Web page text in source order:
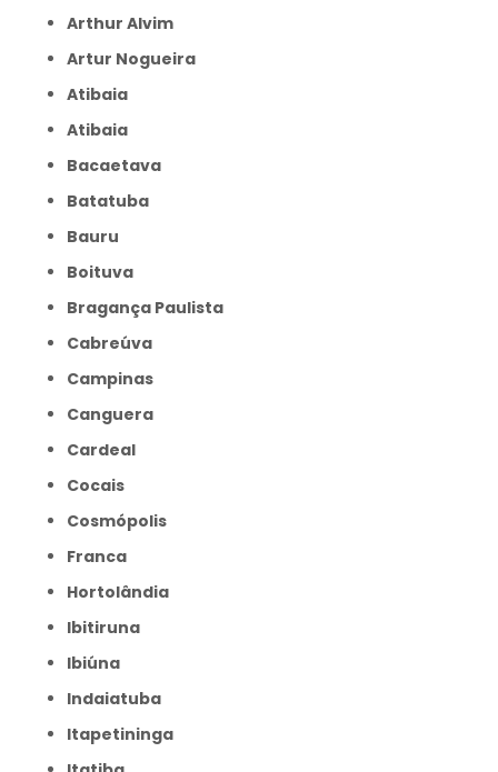
Arthur Alvim
Artur Nogueira
Atibaia
Atibaia
Bacaetava
Batatuba
Bauru
Boituva
Bragança Paulista
Cabreúva
Campinas
Canguera
Cardeal
Cocais
Cosmópolis
Franca
Hortolândia
Ibitiruna
Ibiúna
Indaiatuba
Itapetininga